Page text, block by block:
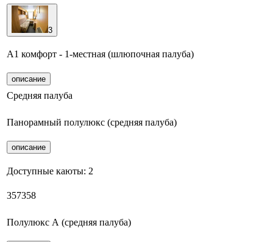
3
А1 комфорт - 1-местная (шлюпочная палуба)
описание
Средняя палуба
Панорамный полулюкс (средняя палуба)
описание
Доступные каюты: 2
357358
Полулюкс А (средняя палуба)